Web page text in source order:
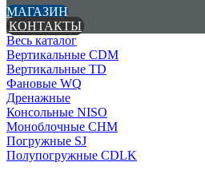
МАГАЗИН
КОНТАКТЫ
Весь каталог
Вертикальные CDM
Вертикальные TD
Фановые WQ
Дренажные
Консольные NISO
Моноблочные CHМ
Погружные SJ
Полупогружные CDLK